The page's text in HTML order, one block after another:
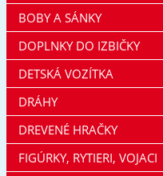
BOBY A SÁNKY
DOPLNKY DO IZBIČKY
DETSKÁ VOZÍTKA
DRÁHY
DREVENÉ HRAČKY
FIGÚRKY, RYTIERI, VOJACI